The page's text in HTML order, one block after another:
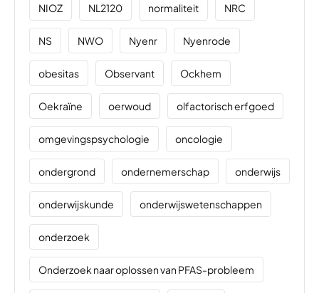
NIOZ NL2120 normaliteit NRC
NS NWO Nyenr Nyenrode
obesitas Observant Ockhem
Oekraïne oerwoud olfactorisch erfgoed
omgevingspsychologie oncologie
ondergrond ondernemerschap onderwijs
onderwijskunde onderwijswetenschappen
onderzoek
Onderzoek naar oplossen van PFAS-probleem